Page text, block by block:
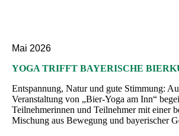
Mai 2026
YOGA TRIFFT BAYERISCHE
Entspannung, Natur und gute Stimmung:
Veranstaltung von „Bier-Yoga am Inn“
Teilnehmerinnen und Teilnehmer mit einer
Mischung aus Bewegung und bayerischer